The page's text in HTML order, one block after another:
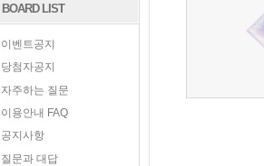
BOARD LIST
이벤트공지
당첨자공지
자주하는 질문
이용안내 FAQ
공지사항
질문과 대답